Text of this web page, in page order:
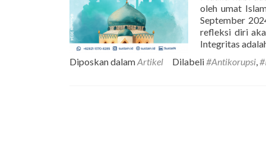
oleh umat
September
refleksi diri
Integritas
Diposkan dalamArtikel Dilabeli#Antikorupsi,